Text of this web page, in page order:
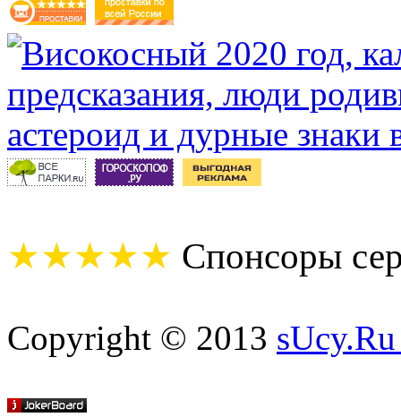
★★★★★ Спонсоры
Copyright © 2013